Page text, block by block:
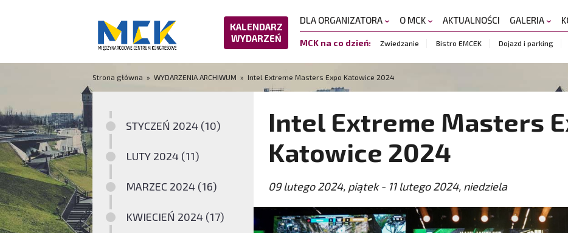
KALENDARZ
WYDARZEŃ
DLA ORGANIZATORA O MCK AKTUALNOŚCI GALERIA
MCK na co dzień: Zwiedzanie Bistro EMCEK Dojazd i parking
Strona główna » WYDARZENIA ARCHIWUM » Intel Extreme Masters Expo Katowice 2024
STYCZEŃ 2024 (10)
LUTY 2024 (11)
MARZEC 2024 (16)
KWIECIEŃ 2024 (17)
Intel Extreme Masters
Katowice 2024
09 lutego 2024, piątek - 11 lutego 2024, niedziela